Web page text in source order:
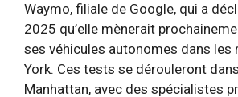
Waymo, filiale de Google, qui a
2025 qu’elle mènerait
ses véhicules autonomes dans les
York. Ces tests se dérouleront
Manhattan, avec des spécialistes